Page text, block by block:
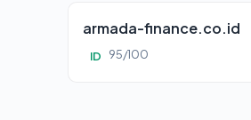
armada-finance.co.id
ID 95/100